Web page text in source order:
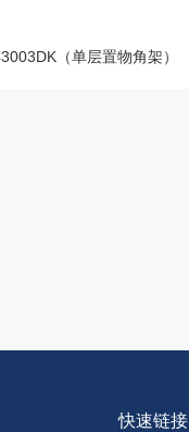
（单层置物角架）
快速链接